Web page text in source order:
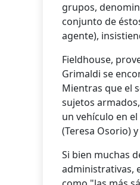
grupos,
conjunto de
agente),
Fieldhouse,
Grimaldi se
Mientras que el
sujetos
un vehículo en
(Teresa Osorio)
Si bien muchas
administrativas,